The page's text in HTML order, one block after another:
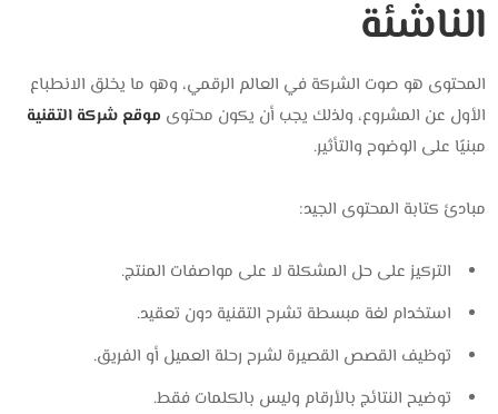
الناشئة
المحتوى هو صوت الشركة في العالم الرقمي، وهو ما يخلق الانطباع
الأول عن المشروع، ولذلك يجب أن يكون محتوى موقع شركة التقنية
مبنيًا على الوضوح والتأثير.
مبادئ كتابة المحتوى الجيد:
التركيز على حل المشكلة لا على مواصفات المنتج.
استخدام لغة مبسطة تشرح التقنية دون تعقيد.
توظيف القصص القصيرة لشرح رحلة العميل أو الفريق.
توضيح النتائج بالأرقام وليس بالكلمات فقط.